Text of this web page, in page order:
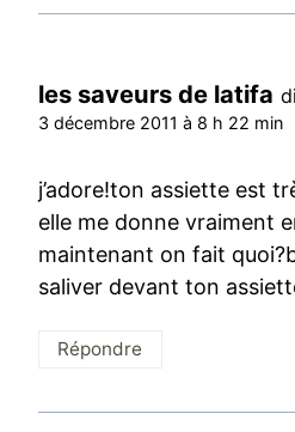
les saveurs de latifa
3 décembre 2011 à 8 h 22 min
j’adore!ton assiette est
elle me donne vraiment
maintenant on fait
saliver devant ton
Répondre